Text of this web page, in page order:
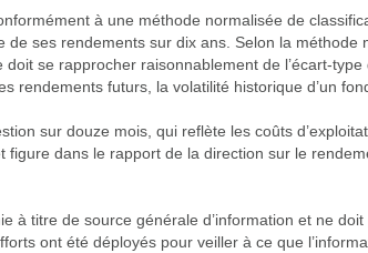
à une méthode normalisée de
de ses rendements sur dix ans. Selon la
doit se rapprocher raisonnablement de l’écart-
rendements futurs, la volatilité historique d’un
sur douze mois, qui reflète les coûts
dans le rapport de la direction sur le
à titre de source générale d’information et ne
ont été déployés pour veiller à ce que